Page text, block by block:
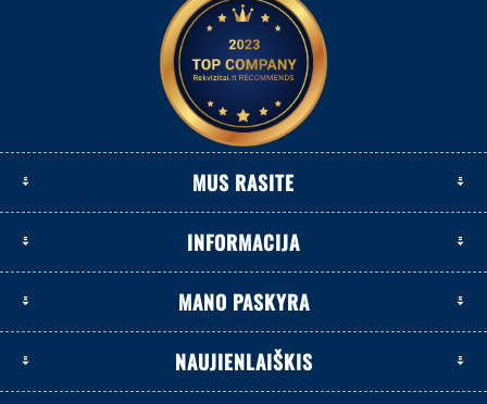
MUS RASITE
INFORMACIJA
MANO PASKYRA
NAUJIENLAIŠKIS